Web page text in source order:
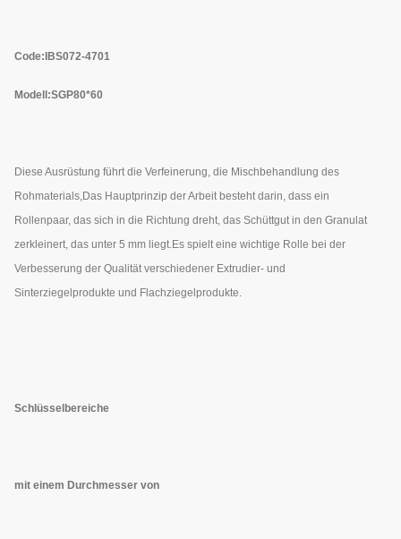
Code:IBS072-4701
Modell:SGP80*60
Diese Ausrüstung führt die Verfeinerung, die Mischbehandlung des
Rohmaterials,Das Hauptprinzip der Arbeit besteht darin, dass ein
Rollenpaar, das sich in die Richtung dreht, das Schüttgut in den Granulat
zerkleinert, das unter 5 mm liegt.Es spielt eine wichtige Rolle bei der
Verbesserung der Qualität verschiedener Extrudier- und
Sinterziegelprodukte und Flachziegelprodukte.
Schlüsselbereiche
mit einem Durchmesser von